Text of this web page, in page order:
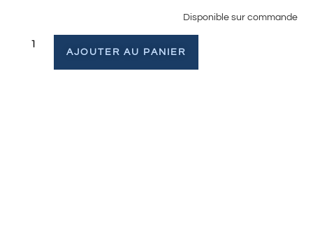
Disponible sur commande
AJOUTER AU PANIER